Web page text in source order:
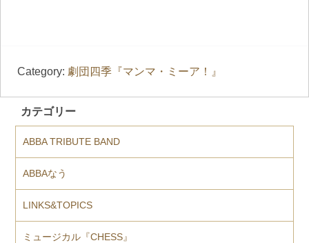
Category: 劇団四季『マンマ・ミーア！』
カテゴリー
ABBA TRIBUTE BAND
ABBAなう
LINKS&TOPICS
ミュージカル『CHESS』